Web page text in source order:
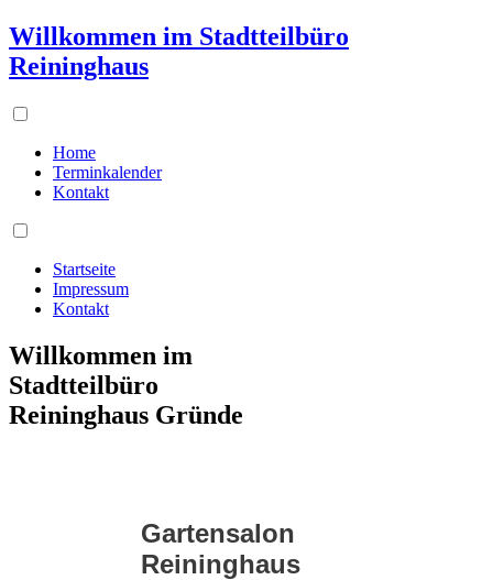
Willkommen im Stadtteilbüro
Reininghaus
Home
Terminkalender
Kontakt
Startseite
Impressum
Kontakt
Willkommen im
Stadtteilbüro
Reininghaus Gründe
Gartensalon
Reininghaus